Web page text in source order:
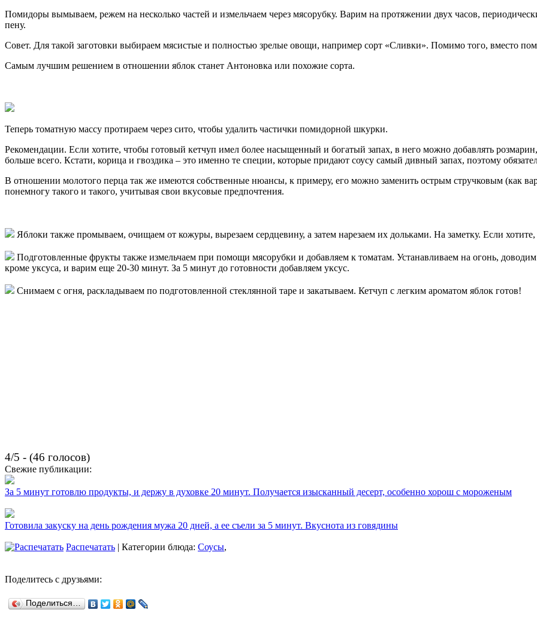
Помидоры вымываем, режем на несколько частей и измельчаем через мясорубку. Варим на протяжении двух часов,
пену.
Совет. Для такой заготовки выбираем мясистые и полностью зрелые овощи, например сорт «Сливки». Помимо того, вместо
Самым лучшим решением в отношении яблок станет Антоновка или похожие сорта.
Теперь томатную массу протираем через сито, чтобы удалить частички помидорной шкурки.
Рекомендации. Если хотите, чтобы готовый кетчуп имел более насыщенный и богатый запах, в него можно добавлять
больше всего. Кстати, корица и гвоздика – это именно те специи, которые придают соусу самый дивный запах, поэтому
В отношении молотого перца так же имеются собственные нюансы, к примеру, его можно заменить острым стручковым (как
понемногу такого и такого, учитывая свои вкусовые предпочтения.
Яблоки также промываем, очищаем от кожуры, вырезаем сердцевину, а затем нарезаем их дольками. На заметку. Если
Подготовленные фрукты также измельчаем при помощи мясорубки и добавляем к томатам. Устанавливаем на огонь,
кроме уксуса, и варим еще 20-30 минут. За 5 минут до готовности добавляем уксус.
Снимаем с огня, раскладываем по подготовленной стеклянной таре и закатываем. Кетчуп с легким ароматом яблок готов!
4/5 - (46 голосов)
Свежие публикации:
За 5 минут готовлю продукты, и держу в духовке 20 минут. Получается изысканный десерт, особенно хорош с мороженым
Готовила закуску на день рождения мужа 20 дней, а ее съели за 5 минут. Вкуснота из говядины
Распечатать | Категории блюда: Соусы,
Поделитесь с друзьями:
Поделиться…